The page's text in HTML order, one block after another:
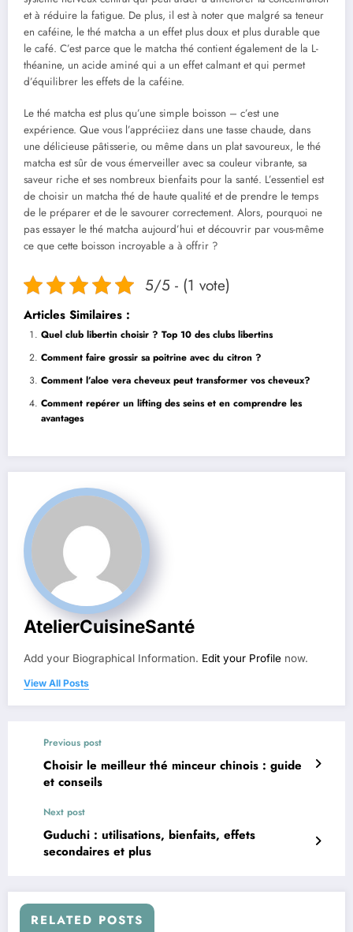
et à réduire la fatigue. De plus, il est à noter que malgré sa teneur
en caféine, le thé matcha a un effet plus doux et plus durable que
le café. C’est parce que le matcha thé contient également de la L-
théanine, un acide aminé qui a un effet calmant et qui permet
d’équilibrer les effets de la caféine.
Le thé matcha est plus qu’une simple boisson – c’est une
expérience. Que vous l’appréciiez dans une tasse chaude, dans
une délicieuse pâtisserie, ou même dans un plat savoureux, le thé
matcha est sûr de vous émerveiller avec sa couleur vibrante, sa
saveur riche et ses nombreux bienfaits pour la santé. L’essentiel est
de choisir un matcha thé de haute qualité et de prendre le temps
de le préparer et de le savourer correctement. Alors, pourquoi ne
pas essayer le thé matcha aujourd’hui et découvrir par vous-même
ce que cette boisson incroyable a à offrir ?
5/5 - (1 vote)
Articles Similaires :
Quel club libertin choisir ? Top 10 des clubs libertins
Comment faire grossir sa poitrine avec du citron ?
Comment l’aloe vera cheveux peut transformer vos cheveux?
Comment repérer un lifting des seins et en comprendre les
avantages
AtelierCuisineSanté
Add your Biographical Information. Edit your Profile now.
View All Posts
Previous post
Choisir le meilleur thé minceur chinois : guide
et conseils
Next post
Guduchi : utilisations, bienfaits, effets
secondaires et plus
RELATED POSTS